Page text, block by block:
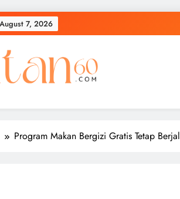
August 7, 2026
Program Makan Bergizi Gratis Tetap